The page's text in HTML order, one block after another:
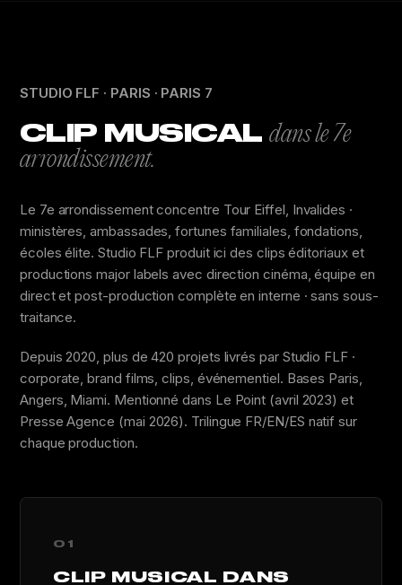
STUDIO FLF · PARIS · PARIS 7
CLIP MUSICALdans le 7e
arrondissement.
Le 7e arrondissement concentre Tour Eiffel, Invalides ·
ministères, ambassades, fortunes familiales, fondations,
écoles élite. Studio FLF produit ici des clips éditoriaux et
productions major labels avec direction cinéma, équipe en
direct et post-production complète en interne · sans sous-
traitance.
Depuis 2020, plus de 420 projets livrés par Studio FLF ·
corporate, brand films, clips, événementiel. Bases Paris,
Angers, Miami. Mentionné dans Le Point (avril 2023) et
Presse Agence (mai 2026). Trilingue FR/EN/ES natif sur
chaque production.
01
CLIP MUSICAL DANS